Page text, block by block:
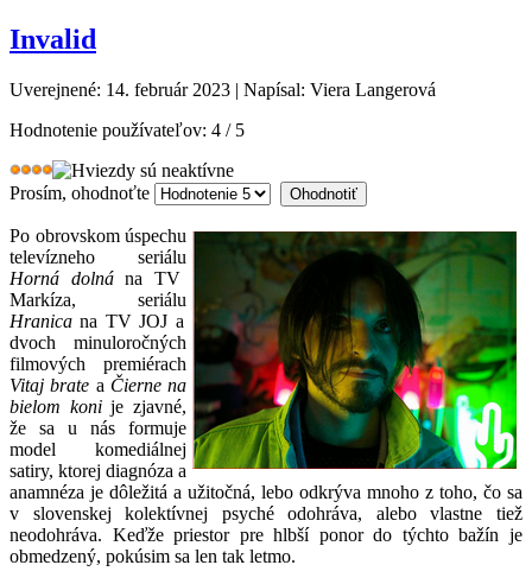
Invalid
Uverejnené: 14. február 2023 | Napísal: Viera Langerová
Hodnotenie používateľov: 4 / 5
Prosím, ohodnoťte
Po obrovskom úspechu
televízneho seriálu
Horná dolnána TV
Markíza, seriálu
Hranica na TV JOJ a
dvoch minuloročných
filmových premiérach
Vitaj brate a Čierne na
bielom konije zjavné,
že sa u nás formuje
model komediálnej
satiry, ktorej diagnóza a
anamnéza je dôležitá a užitočná, lebo odkrýva mnoho z toho, čo sa
v slovenskej kolektívnej psyché odohráva, alebo vlastne tiež
neodohráva. Keďže priestor pre hlbší ponor do týchto bažín je
obmedzený, pokúsim sa len tak letmo.